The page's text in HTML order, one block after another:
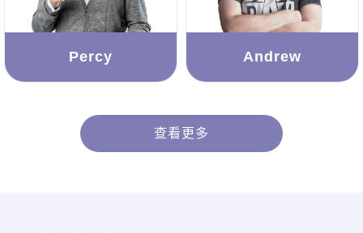
Percy Andrew
查看更多